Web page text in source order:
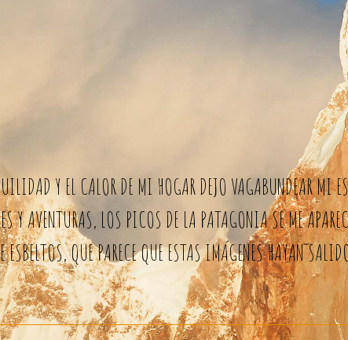
Y EL CALOR DE MI HOGAR DEJO VAGABUNDEAR MI
Y AVENTURAS, LOS PICOS DE LA PATAGONIA SE ME
ESBELTOS, QUE PARECE QUE ESTAS IMÁGENES HAYAN